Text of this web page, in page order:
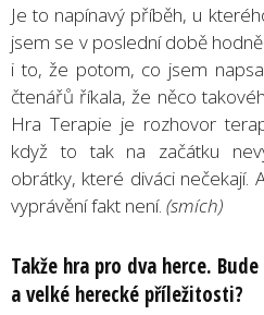
Je to napínavý příběh, u
jsem se v poslední době
i to, že potom, co jsem
čtenářů říkala, že něco
Hra Terapie je rozhovor
když to tak na začátku
obrátky, které diváci nečekají.
vyprávění fakt není. (smích)
Takže hra pro dva herce.
a velké herecké příležitosti?